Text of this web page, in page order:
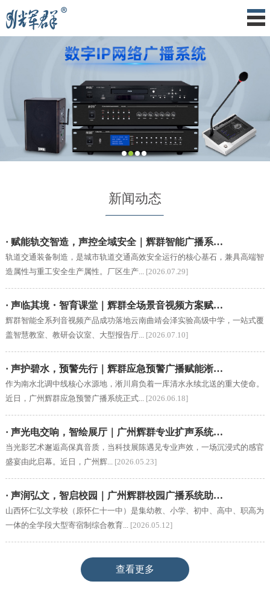
新闻动态
· 赋能轨交智造，声控全域安全｜辉群智能广播系…
轨道交通装备制造，是城市轨道交通高效安全运行的核心基石，兼具高端智
造属性与重工安全生产属性。厂区生产... [2026.07.29]
· 声临其境・智育课堂｜辉群全场景音视频方案赋…
辉群智能全系列音视频产品成功落地云南曲靖会泽实验高级中学，一站式覆
盖智慧教室、教研会议室、大型报告厅... [2026.07.10]
· 声护碧水，预警先行｜辉群应急预警广播赋能淅…
作为南水北调中线核心水源地，淅川肩负着一库清水永续北送的重大使命。
近日，广州辉群应急预警广播系统正式... [2026.06.18]
· 声光电交响，智绘展厅｜广州辉群专业扩声系统…
当光影艺术邂逅高保真音质，当科技展陈遇见专业声效，一场沉浸式的感官
盛宴由此启幕。近日，广州辉... [2026.05.23]
· 声润弘文，智启校园｜广州辉群校园广播系统助…
山西怀仁弘文学校（原怀仁十一中）是集幼教、小学、初中、高中、职高为
一体的全学段大型寄宿制综合教育... [2026.05.12]
查看更多